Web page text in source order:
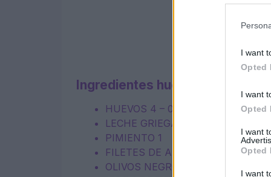
I want
Opted
I want
Opted
I want
Opted
I want
Ingredientes huevos a la griega
HUEVOS 4 – 0 kcal
LECHE GRIEGA 50 g – 250 kcal
PIMIENTO 1
FILETES DE ANCHOA 2
OLIVOS NEGROS 8-10 – 79 kcal